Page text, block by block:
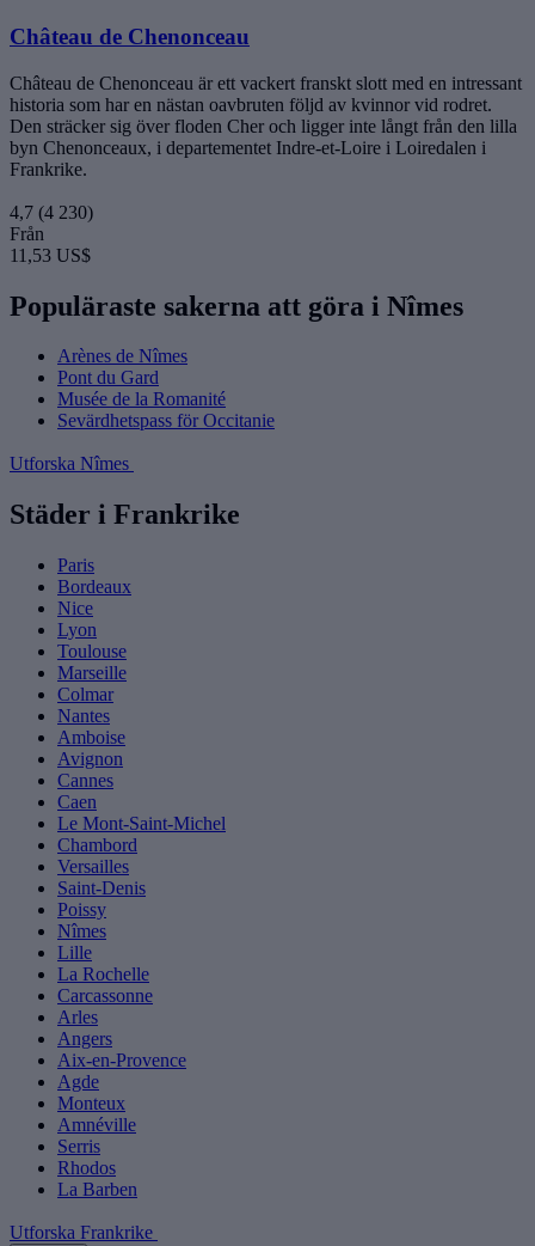
Château de Chenonceau
Château de Chenonceau är ett vackert franskt slott med en intressant
historia som har en nästan oavbruten följd av kvinnor vid rodret.
Den sträcker sig över floden Cher och ligger inte långt från den lilla
byn Chenonceaux, i departementet Indre-et-Loire i Loiredalen i
Frankrike.
4,7 (4 230)
Från
11,53 US$
Populäraste sakerna att göra i Nîmes
Arènes de Nîmes
Pont du Gard
Musée de la Romanité
Sevärdhetspass för Occitanie
Utforska Nîmes
Städer i Frankrike
Paris
Bordeaux
Nice
Lyon
Toulouse
Marseille
Colmar
Nantes
Amboise
Avignon
Cannes
Caen
Le Mont-Saint-Michel
Chambord
Versailles
Saint-Denis
Poissy
Nîmes
Lille
La Rochelle
Carcassonne
Arles
Angers
Aix-en-Provence
Agde
Monteux
Amnéville
Serris
Rhodos
La Barben
Utforska Frankrike